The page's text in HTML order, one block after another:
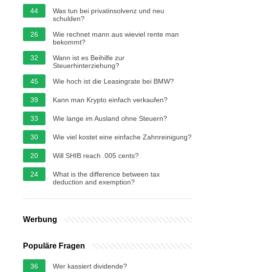
44
Was tun bei privatinsolvenz und neu
schulden?
26
Wie rechnet mann aus wieviel rente man
bekommt?
32
Wann ist es Beihilfe zur
Steuerhinterziehung?
45
Wie hoch ist die Leasingrate bei BMW?
39 Kann man Krypto einfach verkaufen?
33 Wie lange im Ausland ohne Steuern?
30 Wie viel kostet eine einfache Zahnreinigung?
20 Will SHIB reach .005 cents?
24
What is the difference between tax
deduction and exemption?
Werbung
Populäre Fragen
36 Wer kassiert dividende?